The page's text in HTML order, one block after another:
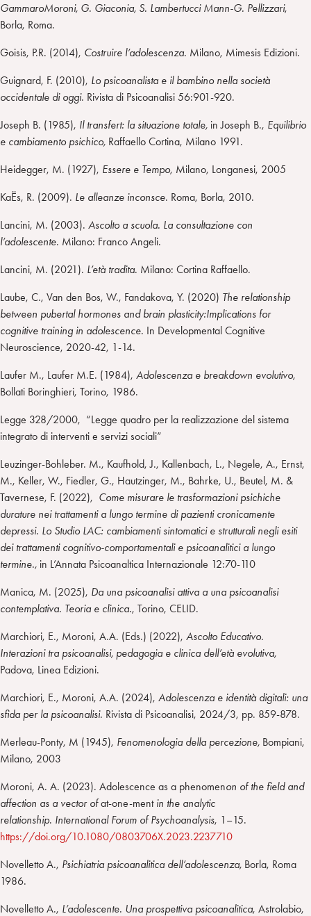
GammaroMoroni, G. Giaconia, S. Lambertucci Mann-G. Pellizzari,
Borla, Roma.
Goisis, P.R. (2014), Costruire l’adolescenza. Milano, Mimesis Edizioni.
Guignard, F. (2010), Lo psicoanalista e il bambino nella società
occidentale di oggi. Rivista di Psicoanalisi 56:901-920.
Joseph B. (1985), Il transfert: la situazione totale, in Joseph B., Equilibrio
e cambiamento psichico, Raffaello Cortina, Milano 1991.
Heidegger, M. (1927), Essere e Tempo, Milano, Longanesi, 2005
KaËs, R. (2009). Le alleanze inconsce. Roma, Borla, 2010.
Lancini, M. (2003). Ascolto a scuola. La consultazione con
l’adolescente. Milano: Franco Angeli.
Lancini, M. (2021). L’età tradita. Milano: Cortina Raffaello.
Laube, C., Van den Bos, W., Fandakova, Y. (2020) The relationship
between pubertal hormones and brain plasticity:Implications for
cognitive training in adolescence. In Developmental Cognitive
Neuroscience, 2020-42, 1-14.
Laufer M., Laufer M.E. (1984), Adolescenza e breakdown evolutivo,
Bollati Boringhieri, Torino, 1986.
Legge 328/2000, “Legge quadro per la realizzazione del sistema
integrato di interventi e servizi sociali”
Leuzinger-Bohleber. M., Kaufhold, J., Kallenbach, L., Negele, A., Ernst,
M., Keller, W., Fiedler, G., Hautzinger, M., Bahrke, U., Beutel, M. &
Tavernese, F. (2022), Come misurare le trasformazioni psichiche
durature nei trattamenti a lungo termine di pazienti cronicamente
depressi. Lo Studio LAC: cambiamenti sintomatici e strutturali negli esiti
dei trattamenti cognitivo-comportamentali e psicoanalitici a lungo
termine., in L’Annata Psicoanaltica Internazionale 12:70-110
Manica, M. (2025), Da una psicoanalisi attiva a una psicoanalisi
contemplativa. Teoria e clinica., Torino, CELID.
Marchiori, E., Moroni, A.A. (Eds.) (2022), Ascolto Educativo.
Interazioni tra psicoanalisi, pedagogia e clinica dell’età evolutiva,
Padova, Linea Edizioni.
Marchiori, E., Moroni, A.A. (2024), Adolescenza e identità digitali: una
sfida per la psicoanalisi. Rivista di Psicoanalisi, 2024/3, pp. 859-878.
Merleau-Ponty, M (1945), Fenomenologia della percezione, Bompiani,
Milano, 2003
Moroni, A. A. (2023). Adolescence as a phenomenon of the field and
affection as a vector ofat-one-ment in the analytic
relationship. International Forum of Psychoanalysis, 1–15.
https://doi.org/10.1080/0803706X.2023.2237710
Novelletto A., Psichiatria psicoanalitica dell’adolescenza, Borla, Roma
1986.
Novelletto A., L’adolescente. Una prospettiva psicoanalitica, Astrolabio,